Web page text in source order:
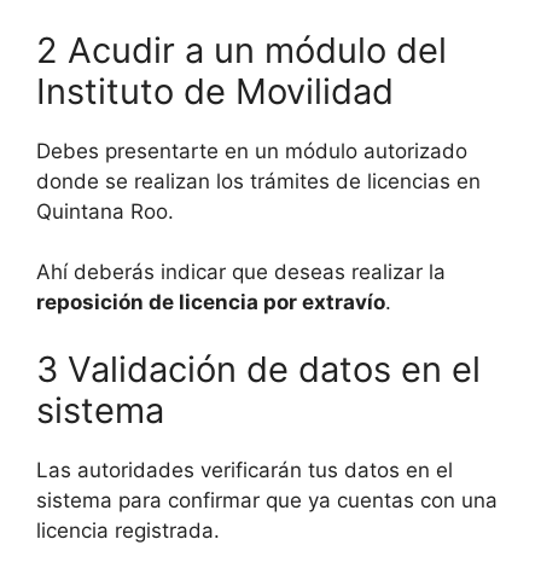
2 Acudir a un módulo del
Instituto de Movilidad
Debes presentarte en un módulo autorizado
donde se realizan los trámites de licencias en
Quintana Roo.
Ahí deberás indicar que deseas realizar la
reposición de licencia por extravío.
3 Validación de datos en el
sistema
Las autoridades verificarán tus datos en el
sistema para confirmar que ya cuentas con una
licencia registrada.